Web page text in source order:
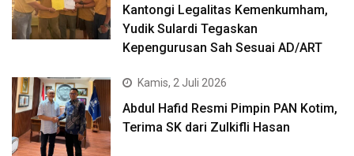
Kantongi Legalitas Kemenkumham,
Yudik Sulardi Tegaskan
Kepengurusan Sah Sesuai AD/ART
Kamis, 2 Juli 2026
Abdul Hafid Resmi Pimpin PAN Kotim,
Terima SK dari Zulkifli Hasan